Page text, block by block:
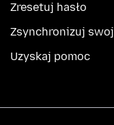
Zresetuj hasło
Zsynchronizuj
Uzyskaj pomoc